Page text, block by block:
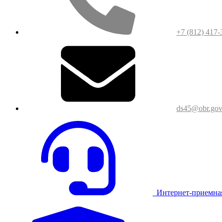
+7 (812) 417-
Интернет-